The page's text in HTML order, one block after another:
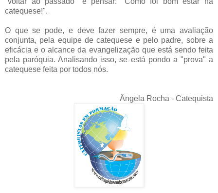
catequese!".
O que se pode, e deve fazer sempre, é uma avaliação
conjunta, pela equipe de catequese e pelo padre, sobre a
eficácia e o alcance da evangelização que está sendo feita
pela paróquia. Analisando isso, se está pondo a "prova" a
catequese feita por todos nós.
Ângela Rocha - Catequista